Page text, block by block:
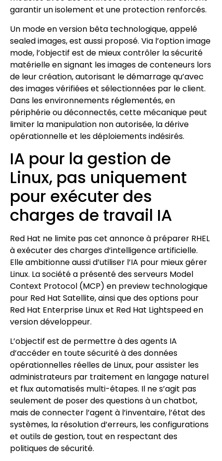
garantir un isolement et une protection renforcés.
Un mode en version bêta technologique, appelé
sealed images, est aussi proposé. Via l’option image
mode, l’objectif est de mieux contrôler la sécurité
matérielle en signant les images de conteneurs lors
de leur création, autorisant le démarrage qu’avec
des images vérifiées et sélectionnées par le client.
Dans les environnements réglementés, en
périphérie ou déconnectés, cette mécanique peut
limiter la manipulation non autorisée, la dérive
opérationnelle et les déploiements indésirés.
IA pour la gestion de
Linux, pas uniquement
pour exécuter des
charges de travail IA
Red Hat ne limite pas cet annonce à préparer RHEL
à exécuter des charges d’intelligence artificielle.
Elle ambitionne aussi d’utiliser l’IA pour mieux gérer
Linux. La société a présenté des serveurs Model
Context Protocol (MCP) en preview technologique
pour Red Hat Satellite, ainsi que des options pour
Red Hat Enterprise Linux et Red Hat Lightspeed en
version développeur.
L’objectif est de permettre à des agents IA
d’accéder en toute sécurité à des données
opérationnelles réelles de Linux, pour assister les
administrateurs par traitement en langage naturel
et flux automatisés multi-étapes. Il ne s’agit pas
seulement de poser des questions à un chatbot,
mais de connecter l’agent à l’inventaire, l’état des
systèmes, la résolution d’erreurs, les configurations
et outils de gestion, tout en respectant des
politiques de sécurité.